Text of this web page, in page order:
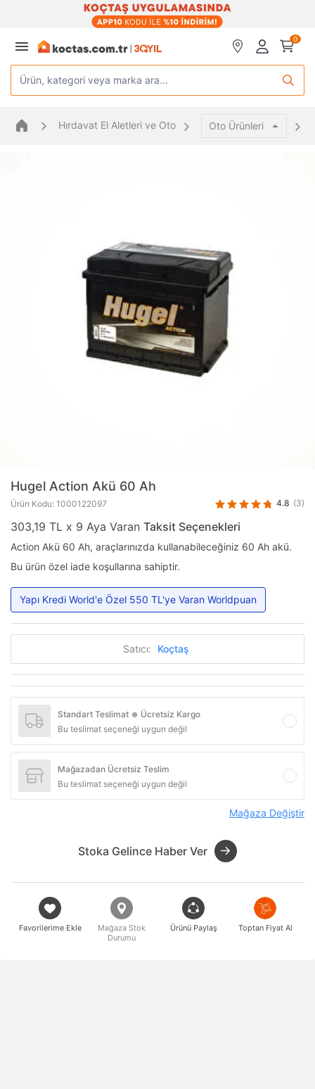
0
Ürün, kategori veya marka ara...
Hırdavat El Aletleri ve Oto Oto Ürünleri
Hugel Action Akü 60 Ah
Ürün Kodu: 1000122097 4.8 (3)
303,19 TL x 9 Aya Varan Taksit Seçenekleri
Action Akü 60 Ah, araçlarınızda kullanabileceğiniz 60 Ah akü.
Bu ürün özel iade koşullarına sahiptir.
Yapı Kredi World'e Özel 550 TL'ye Varan Worldpuan
Satıcı: Koçtaş
Standart Teslimat ● Ücretsiz Kargo
Bu teslimat seçeneği uygun değil
Mağazadan Ücretsiz Teslim
Bu teslimat seçeneği uygun değil
Mağaza Değiştir
Stoka Gelince Haber Ver
Favorilerime Ekle
Mağaza Stok
Durumu
Ürünü Paylaş Toptan Fiyat Al